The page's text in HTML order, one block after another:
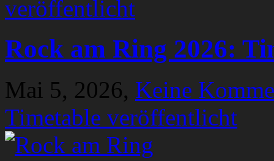
Rock am Ring 2026:
Mai 5, 2026, Keine
Timetable veröffentlicht